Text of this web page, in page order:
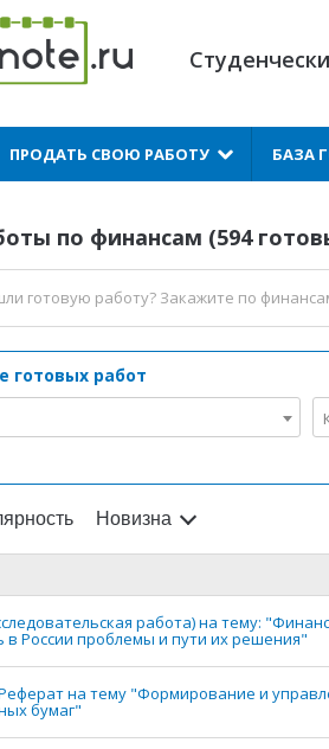
ПРОДАТЬ СВОЮ РАБОТУ БАЗА
по финансам (594
готовую работу? Закажите по
готовых работ
Новизна
работа) на тему:
в России проблемы и пути их решения"
на тему "Формирование и
бумаг"